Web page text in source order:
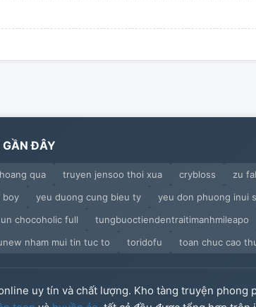
GẦN ĐÂY
qua truyen jensoo thoi xua crybloss zu
boy yeu duong cung bieu ty yeu don phuong inui
un chocoholic full tungbuoctiendentraitimanhmileapo
nham mui tin tuc to
toridofu toan chuc cao
uy tín và chất lượng. Kho tàng truyện phong